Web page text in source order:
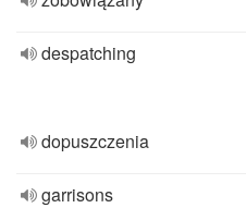
despatching
dopuszczenia
garrisons